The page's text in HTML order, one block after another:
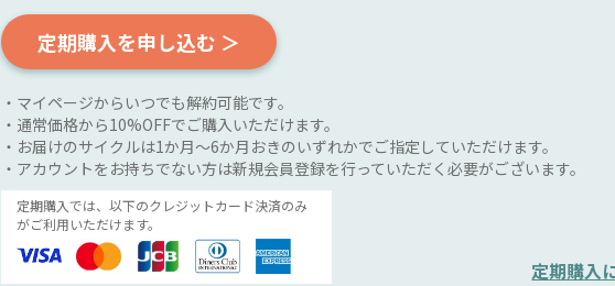
定期購入を申し込む ＞
・マイページからいつでも解約可能です。
・通常価格から10%OFFでご購入いただけます。
・お届けのサイクルは1か月～6か月おきのいずれかでご指定していただけます。
・アカウントをお持ちでない方は新規会員登録を行っていただく必要がございます。
定期購入では、以下のクレジットカード決済のみ
がご利用いただけます。
定期購入